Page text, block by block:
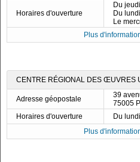
Horaires d'ouverture
Du
Du
Le
Plus
CENTRE RÉGIONAL DES ŒUVRES
Adresse géopostale
39
75005
Horaires d'ouverture
Du
Plus